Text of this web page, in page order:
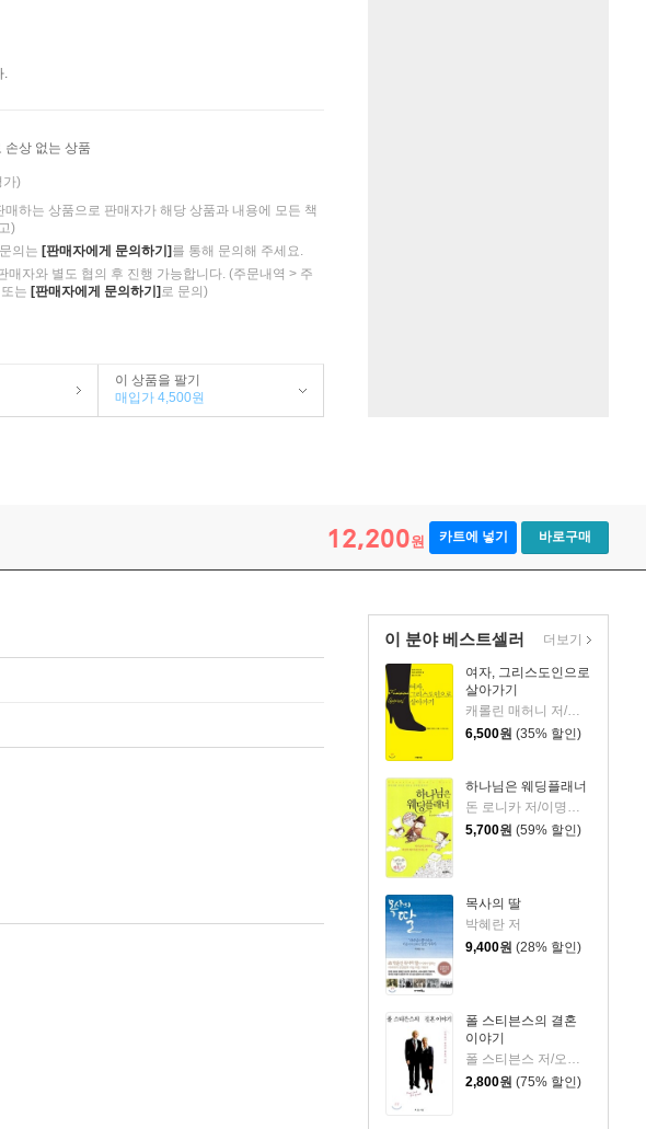
.
손상 없는 상품
)
하는 상품으로 판매자가 해당 상품과 내용에 모든 책
)
의는 [판매자에게 문의하기] 를 통해 문의해 주세요.
매자와 별도 협의 후 진행 가능합니다. (주문내역 > 주
는 [판매자에게 문의하기] 로 문의)
이 상품을 팔기
매입가 4,500원
12,200원 카트에 넣기 바로구매
이 분야 베스트셀러
여자, 그리스도인으로
살아가기
캐롤린 매허니 저/조계광 역
6,500원 (35% 할인)
하나님은 웨딩플래너
돈 로니카 저/이명숙 역
5,700원 (59% 할인)
목사의 딸
박혜란 저
9,400원 (28% 할인)
폴 스티븐스의 결혼
이야기
폴 스티븐스 저/오현미 역
2,800원 (75% 할인)
더보기